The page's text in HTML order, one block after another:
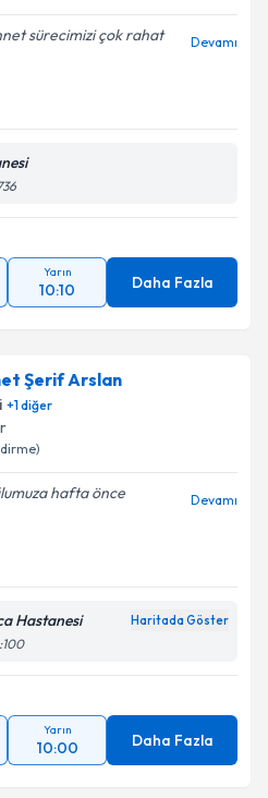
sürecimizi çok rahat
Devamı
Yarın
10:10 Daha Fazla
Şerif Arslan
+1diğer
hafta önce
Devamı
Hastanesi Haritada Göster
Yarın
10:00 Daha Fazla